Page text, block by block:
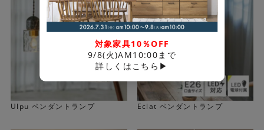
Ulpu ペンダントランプ Eclat ペンダントランプ
対象家具10％OFF
9/8(火)AM10:00まで
詳しくはこちら▶